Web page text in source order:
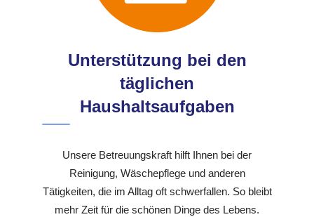
Unterstützung bei den
täglichen
Haushaltsaufgaben
Unsere Betreuungskraft hilft Ihnen bei der
Reinigung, Wäschepflege und anderen
Tätigkeiten, die im Alltag oft schwerfallen. So bleibt
mehr Zeit für die schönen Dinge des Lebens.